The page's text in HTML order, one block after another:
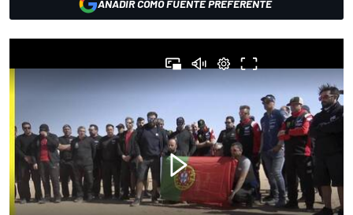
AÑADIR COMO FUENTE PREFERENTE